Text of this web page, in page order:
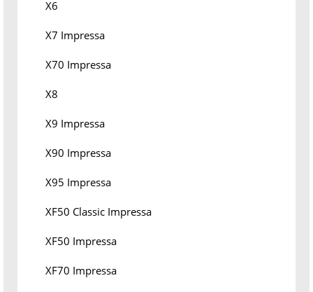
X6
X7 Impressa
X70 Impressa
X8
X9 Impressa
X90 Impressa
X95 Impressa
XF50 Classic Impressa
XF50 Impressa
XF70 Impressa